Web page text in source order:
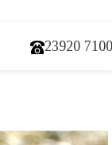
23920